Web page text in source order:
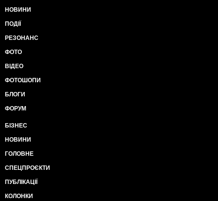
НОВИНИ
ПОДІЇ
РЕЗОНАНС
ФОТО
ВІДЕО
ФОТОШОПИ
БЛОГИ
ФОРУМ
БІЗНЕС
НОВИНИ
ГОЛОВНЕ
СПЕЦПРОЄКТИ
ПУБЛІКАЦІЇ
КОЛОНКИ